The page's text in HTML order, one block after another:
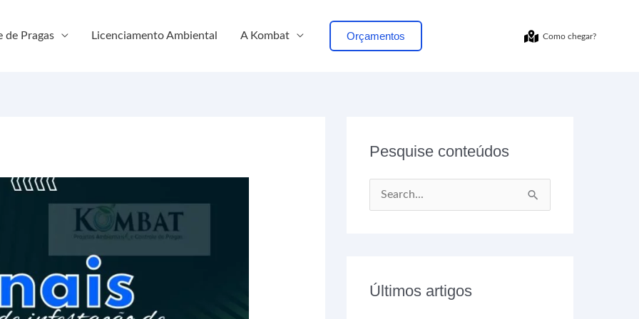
de Pragas Licenciamento Ambiental A Kombat Orçamentos Como chegar?
Pesquise conteúdos
u
Últimos artigos